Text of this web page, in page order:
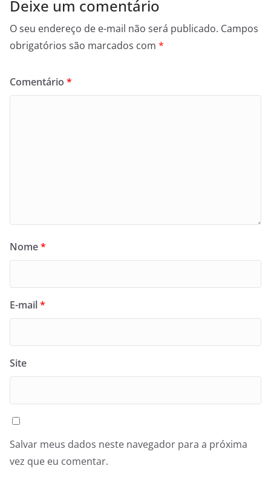
Deixe um comentário
O seu endereço de e-mail não será publicado. Campos
obrigatórios são marcados com *
Comentário *
Nome*
E-mail*
Site
Salvar meus dados neste navegador para a próxima
vez que eu comentar.